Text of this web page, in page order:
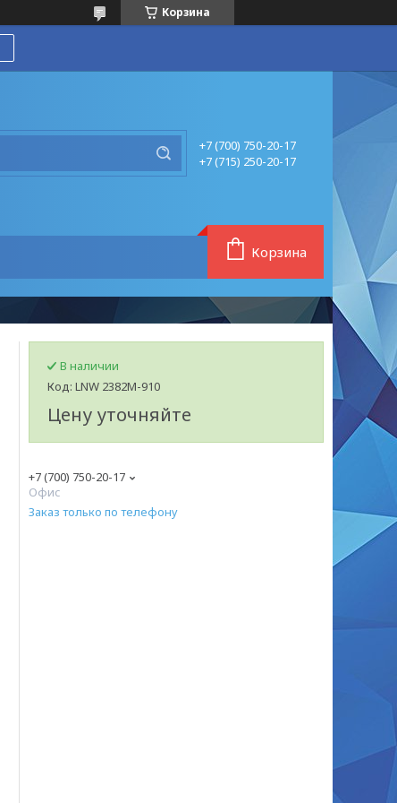
Корзина
+7 (700) 750-20-17
+7 (715) 250-20-17
Корзина
В наличии
Код: LNW 2382М-910
Цену уточняйте
+7 (700) 750-20-17
Офис
Заказ только по телефону